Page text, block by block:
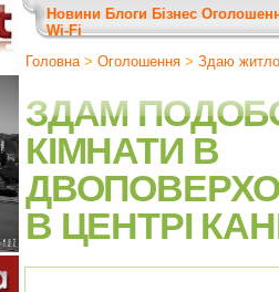
Новини Блоги Бізнес
Wi-Fi
Головна> Оголошення > Здаю житло
ЗДАМ
КІМНАТИ В
В ЦЕНТРІ